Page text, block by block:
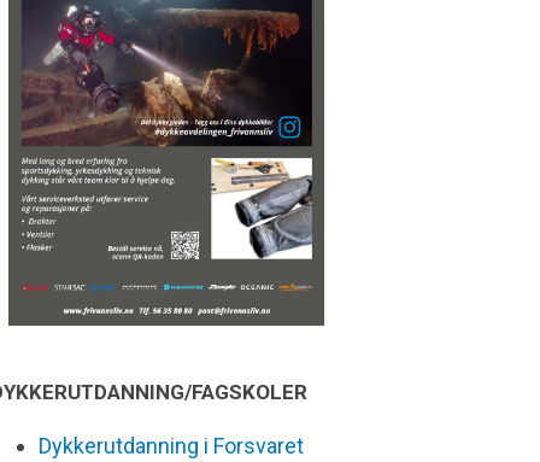
FAGSKOLER
Dykkerutdanning i Forsvaret